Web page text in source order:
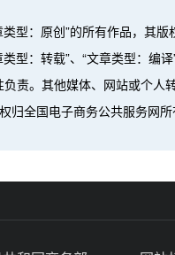
型：原创”的所有作品，其
型：转载”、“文章类型：编
责。其他媒体、网站或个人
归全国电子商务公共服务网所